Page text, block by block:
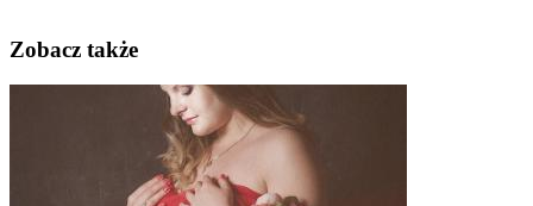
Zobacz także